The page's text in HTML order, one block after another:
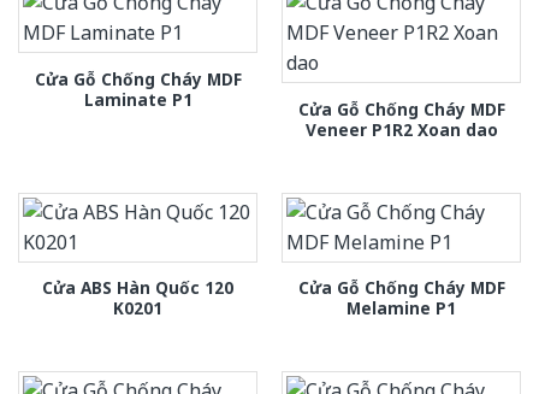
Cửa Gỗ Chống Cháy MDF
Laminate P1
Cửa Gỗ Chống Cháy MDF
Veneer P1R2 Xoan dao
Cửa ABS Hàn Quốc 120
K0201
Cửa Gỗ Chống Cháy MDF
Melamine P1